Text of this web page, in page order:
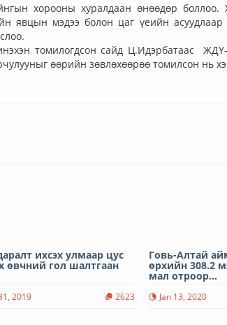
хорооны хуралдаан өнөөдөр боллоо.
явцын мэдээ болон цаг үеийн
томилогдсон сайд Ц.Идэрбатаас ЖДҮ-
өөрийн зөвлөхөөрөө томилсон нь
ихсэх улмаар цус
өвчний гол шалтгаан
2019 2623
Говь-Алтай
өрхийн 308.2
мал отроор...
Jan 13, 2020